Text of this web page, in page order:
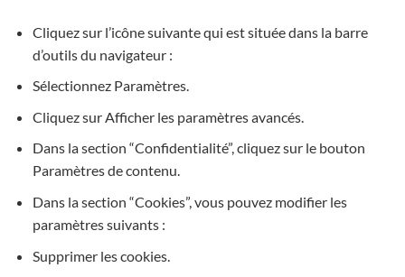
Cliquez sur l’icône suivante qui est située dans la barre
d’outils du navigateur :
Sélectionnez Paramètres.
Cliquez sur Afficher les paramètres avancés.
Dans la section “Confidentialité”, cliquez sur le bouton
Paramètres de contenu.
Dans la section “Cookies”, vous pouvez modifier les
paramètres suivants :
Supprimer les cookies.